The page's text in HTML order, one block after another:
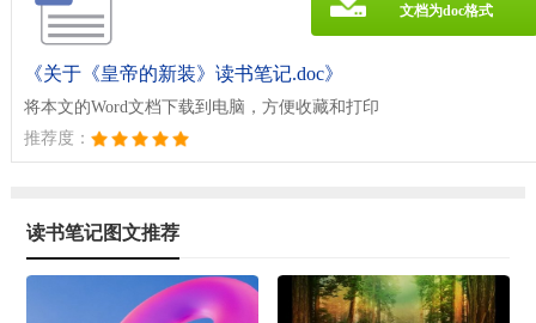
《关于《皇帝的新装》读书笔记.doc》
将本文的Word文档下载到电脑，方便收藏和打印
推荐度：
文档为doc格式
读书笔记图文推荐